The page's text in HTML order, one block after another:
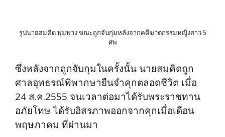
รูปนายสมคิด พุ่มพวง ขณะถูกจับกุ่มหลังจากคดีฆาตกรรมหญิงสาว 5
ศพ
ซึ่งหลังจากถูกจับกุมในครั้งนั้น นายสมคิดถูก
ศาลอุทธรณ์พิพากษายืนจำคุกตลอดชีวิต เมื่อ
24 ส.ค.2555 จนเวลาต่อมาได้รับพระราชทาน
อภัยโทษ ได้รับอิสรภาพออกจากคุกเมื่อเดือน
พฤษภาคม ที่ผ่านมา